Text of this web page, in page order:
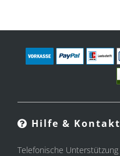
Hilfe & Kontakt
Telefonische